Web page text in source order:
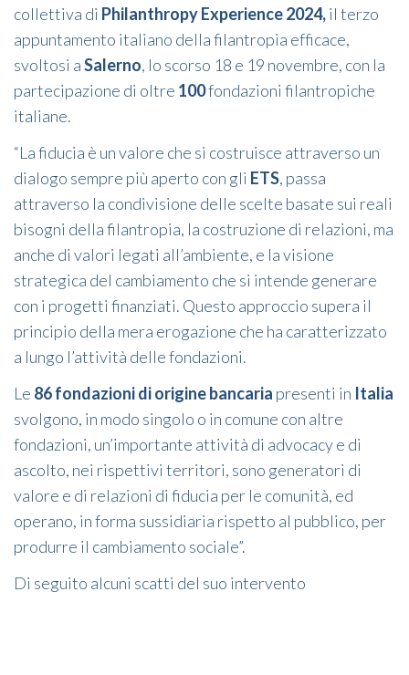
collettiva di Philanthropy Experience 2024,il terzo
appuntamento italiano della filantropia efficace,
svoltosi aSalerno, lo scorso 18 e 19 novembre, con la
partecipazione di oltre 100fondazioni filantropiche
italiane.
“La fiducia è un valore che si costruisce attraverso un
dialogo sempre più aperto con gli ETS, passa
attraverso la condivisione delle scelte basate sui reali
bisogni della filantropia, la costruzione di relazioni, ma
anche di valori legati all’ambiente, e la visione
strategica del cambiamento che si intende generare
con i progetti finanziati. Questo approccio supera il
principio della mera erogazione che ha caratterizzato
a lungo l’attività delle fondazioni.
Le 86 fondazioni di origine bancaria presenti in Italia
svolgono, in modo singolo o in comune con altre
fondazioni, un’importante attività di advocacy e di
ascolto, nei rispettivi territori, sono generatori di
valore e di relazioni di fiducia per le comunità, ed
operano, in forma sussidiaria rispetto al pubblico, per
produrre il cambiamento sociale”.
Di seguito alcuni scatti del suo intervento